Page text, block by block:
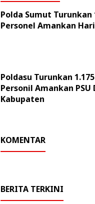
Polda Sumut Turunkan
Personel Amankan
Poldasu Turunkan 1.175
Personil Amankan PSU
Kabupaten
KOMENTAR
BERITA TERKINI